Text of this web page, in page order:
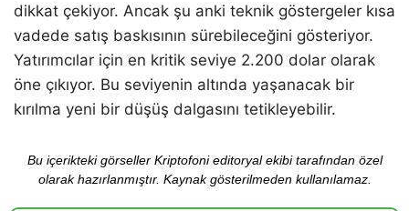
dikkat çekiyor. Ancak şu anki teknik göstergeler kısa
vadede satış baskısının sürebileceğini gösteriyor.
Yatırımcılar için en kritik seviye 2.200 dolar olarak
öne çıkıyor. Bu seviyenin altında yaşanacak bir
kırılma yeni bir düşüş dalgasını tetikleyebilir.
Bu içerikteki görseller Kriptofoni editoryal ekibi tarafından özel
olarak hazırlanmıştır. Kaynak gösterilmeden kullanılamaz.